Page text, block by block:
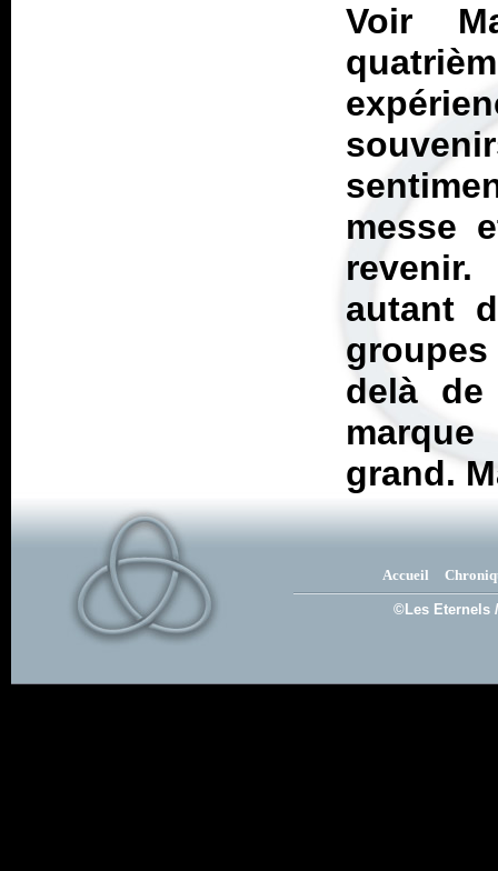
Voir
messe
autant
delà
grand.
Accueil
©Les Eternels